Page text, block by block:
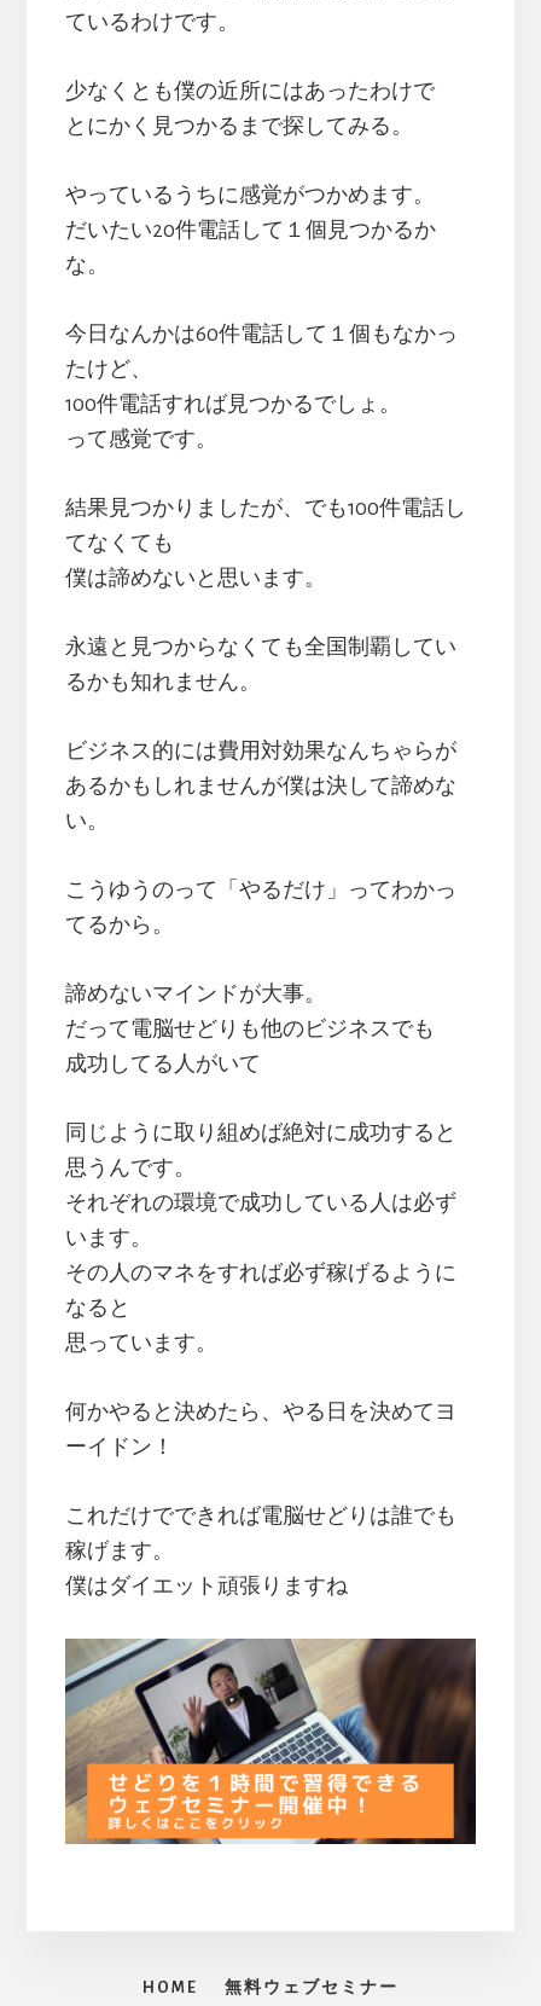
ているわけです。
少なくとも僕の近所にはあったわけで
とにかく見つかるまで探してみる。
やっているうちに感覚がつかめます。
だいたい20件電話して１個見つかるか
な。
今日なんかは60件電話して１個もなかっ
たけど、
100件電話すれば見つかるでしょ。
って感覚です。
結果見つかりましたが、でも100件電話し
てなくても
僕は諦めないと思います。
永遠と見つからなくても全国制覇してい
るかも知れません。
ビジネス的には費用対効果なんちゃらが
あるかもしれませんが僕は決して諦めな
い。
こうゆうのって「やるだけ」ってわかっ
てるから。
諦めないマインドが大事。
だって電脳せどりも他のビジネスでも
成功してる人がいて
同じように取り組めば絶対に成功すると
思うんです。
それぞれの環境で成功している人は必ず
います。
その人のマネをすれば必ず稼げるように
なると
思っています。
何かやると決めたら、やる日を決めてヨ
ーイドン！
これだけでできれば電脳せどりは誰でも
稼げます。
僕はダイエット頑張りますね
HOME 無料ウェブセミナー